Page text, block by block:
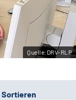
Quelle:DRV-RLP
Sortieren